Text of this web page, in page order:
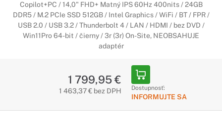
Nová generácia herných zariadení Lenovo
Posúvajte svoje limity s herným zariadeniam Lenovo LOQ, s
ktorým sa môžete vrhnúť do tých najnovších gamerských
titulov. Popritom zvládnete študovať, pracovať, tvoriť alebo
Notebooky Lenovo s Copilot+ PC
Začína nová éra umelej inteligencie
Copilot+PC / 14,0" FHD+ Matný IPS 60Hz 400nits / 24GB
DDR5 / M.2 PCIe SSD 512GB / Intel Graphics / WiFi / BT / FPR /
USB 2.0 / USB 3.2 / Thunderbolt 4 / LAN / HDMI / bez DVD /
Win11Pro 64-bit / čierny / 3r (3r) On-Site, NEOBSAHUJE
adaptér
1 799,95 €
1 463,37 € bez DPH Dostupnosť:
INFORMUJTE SA